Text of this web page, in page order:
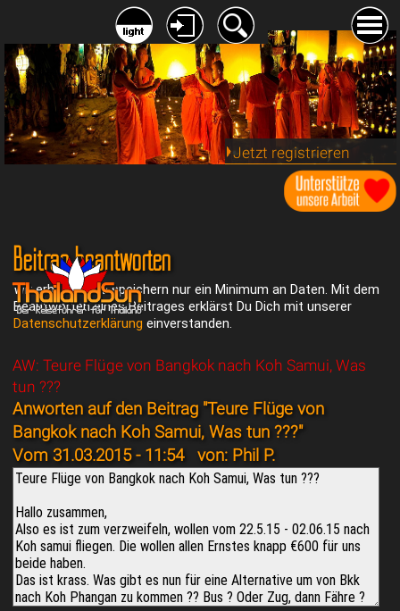
Jetzt registrieren
Beitrag beantworten
Wir erheben und speichern nur ein Minimum an Daten. Mit dem
Beantworten eines Beitrages erklärst Du Dich mit unserer
Datenschutzerklärung einverstanden.
AW: Teure Flüge von Bangkok nach Koh Samui, Was
tun ???
Anworten auf den Beitrag "Teure Flüge von
Bangkok nach Koh Samui, Was tun ???"
Vom 31.03.2015 - 11:54 von: Phil P.